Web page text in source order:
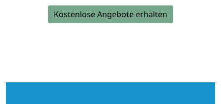
Kostenlose Angebote erhalten